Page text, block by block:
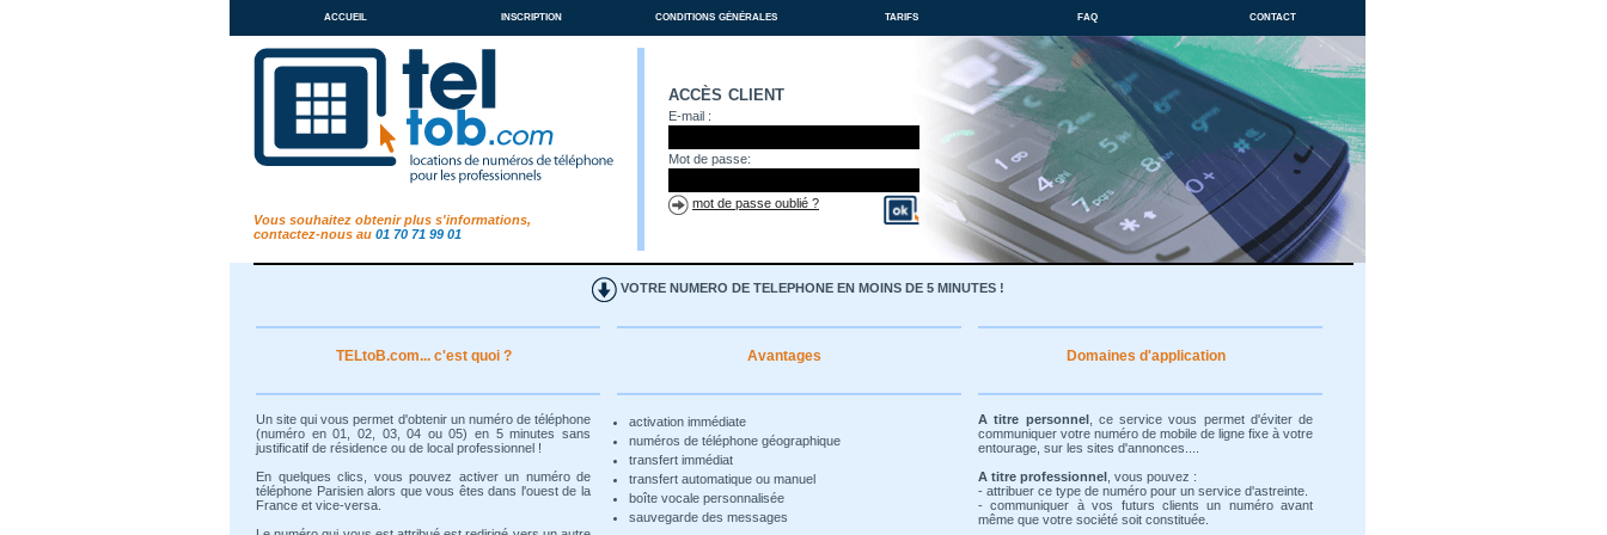
accueil inscription conditions générales tarifs faq contact
Vous souhaitez obtenir plus s'informations,
contactez-nous au 01 70 71 99 01
accès client
E-mail :
Mot de passe:
mot de passe oublié ?
VOTRE NUMERO DE TELEPHONE EN MOINS DE 5 MINUTES !
TELtoB.com... c'est quoi ?
Un site qui vous permet d'obtenir un numéro de téléphone
(numéro en 01, 02, 03, 04 ou 05) en 5 minutes sans
justificatif de résidence ou de local professionnel !
En quelques clics, vous pouvez activer un numéro de
téléphone Parisien alors que vous êtes dans l'ouest de la
France et vice-versa.
Avantages
activation immédiate
numéros de téléphone géographique
transfert immédiat
transfert automatique ou manuel
boîte vocale personnalisée
sauvegarde des messages
Domaines d'application
A titre personnel, ce service vous permet d'éviter de
communiquer votre numéro de mobile de ligne fixe à votre
entourage, sur les sites d'annonces....
A titre professionnel , vous pouvez :
- attribuer ce type de numéro pour un service d'astreinte.
- communiquer à vos futurs clients un numéro avant
même que votre société soit constituée.